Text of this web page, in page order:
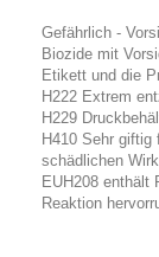
Gefährlich -
Biozide mit
Etikett und die
H222 Extrem
H229
H410 Sehr
schädlichen
EUH208 enthält
Reaktion